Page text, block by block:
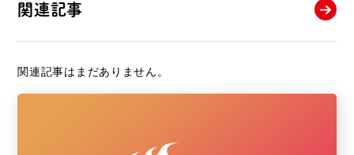
関連記事
関連記事はまだありません。